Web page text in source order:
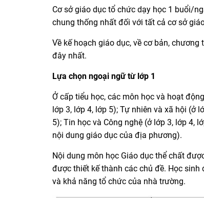
Cơ sở giáo dục tổ chức dạy học 1 buổi/
chung thống nhất đối với tất cả cơ sở
Về kế hoạch giáo dục, về cơ bản,
đây nhất.
Lựa chọn ngoại ngữ từ lớp 1
Ở cấp tiểu học, các môn học và hoạt
lớp 3, lớp 4, lớp 5); Tự nhiên và xã hội (ở
5); Tin học và Công nghệ (ở lớp 3, lớp 4,
nội dung giáo dục của địa phương).
Nội dung môn học Giáo dục thể chất
được thiết kế thành các chủ đề. Học
và khả năng tổ chức của nhà trường.